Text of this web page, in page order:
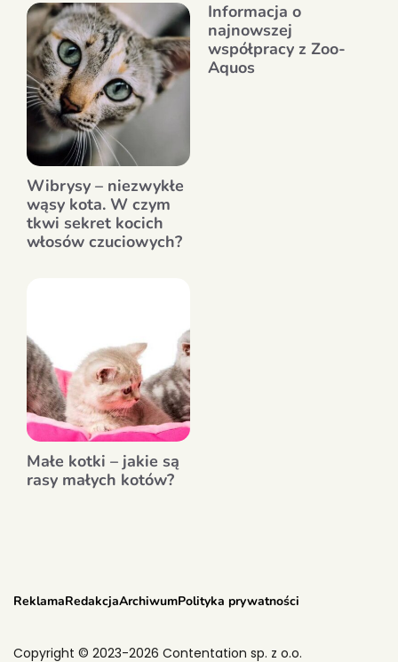
Wibrysy – niezwykłe
wąsy kota. W czym
tkwi sekret kocich
włosów czuciowych?
Informacja o
najnowszej
współpracy z Zoo-
Aquos
Małe kotki – jakie są
rasy małych kotów?
ReklamaRedakcjaArchiwumPolityka prywatności
Copyright © 2023-2026 Contentation sp. z o.o.